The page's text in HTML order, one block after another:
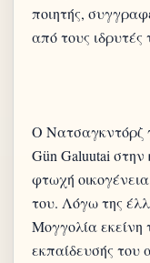
ποιητής,
Ο Νατσαγκντόρζ
Gün Galuutai
φτωχή
του. Λόγω της
Μογγολία εκείνη
εκπαίδευσής του